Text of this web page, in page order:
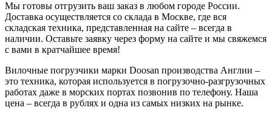
Мы готовы отгрузить ваш заказ в любом городе России.
Доставка осуществляется со склада в Москве, где вся
складская техника, представленная на сайте – всегда в
наличии. Оставьте заявку через форму на сайте и мы свяжемся
с вами в кратчайшее время!
Вилочные погрузчики марки Doosan производства Англии –
это техника, которая используется в погрузочно-разгрузочных
работах даже в морских портах позвонив по телефону. Наша
цена – всегда в рублях и одна из самых низких на рынке.